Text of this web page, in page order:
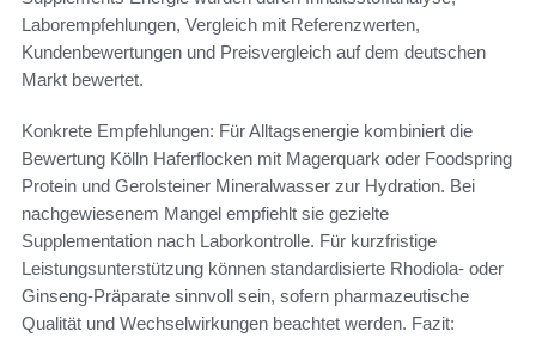
Laborempfehlungen, Vergleich mit Referenzwerten,
Kundenbewertungen und Preisvergleich auf dem deutschen
Markt bewertet.
Konkrete Empfehlungen: Für Alltagsenergie kombiniert die
Bewertung Kölln Haferflocken mit Magerquark oder Foodspring
Protein und Gerolsteiner Mineralwasser zur Hydration. Bei
nachgewiesenem Mangel empfiehlt sie gezielte
Supplementation nach Laborkontrolle. Für kurzfristige
Leistungsunterstützung können standardisierte Rhodiola- oder
Ginseng-Präparate sinnvoll sein, sofern pharmazeutische
Qualität und Wechselwirkungen beachtet werden. Fazit: